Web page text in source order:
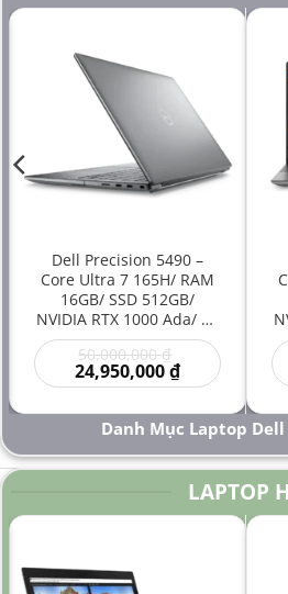
Dell Precision 5490 –
Core Ultra 7 165H/ RAM
16GB/ SSD 512GB/
NVIDIA RTX 1000 Ada/ 14
inch – Laptop
Workstation Đồ Họa Siêu
Gọn Hiệu Năng Cao Giá
50,000,000₫
gốc
là:
50,000,000 ₫.
24,950,000₫Giá
hiện
là:
24,950,000 ₫.
₫.
Danh Mục Laptop
LAPTOP